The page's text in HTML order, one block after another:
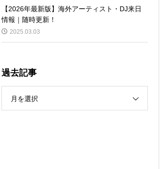
【2026年最新版】海外アーティスト・DJ来日
情報｜随時更新！
2025.03.03
過去記事
月を選択